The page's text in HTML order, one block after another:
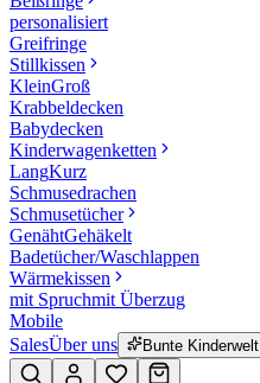
personalisiert
Greifringe
Stillkissen
KleinGroß
Krabbeldecken
Babydecken
Kinderwagenketten
LangKurz
Schmusedrachen
Schmusetücher
GenähtGehäkelt
Badetücher/Waschlappen
Wärmekissen
mit Spruchmit Überzug
Mobile
SalesÜber uns Bunte Kinderwelt